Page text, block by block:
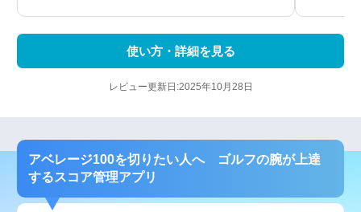
使い方・詳細を見る
レビュー更新日:2025年10月28日
アベレージ100を切りたい人へ ゴルフの腕が上達
するスコア管理アプリ